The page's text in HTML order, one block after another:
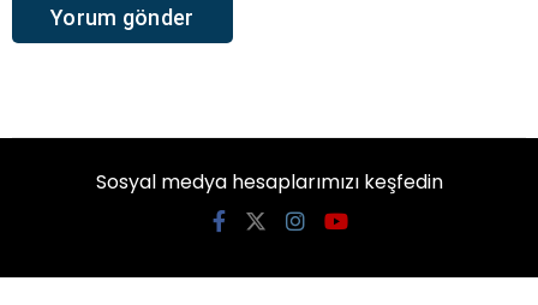
Sosyal medya hesaplarımızı keşfedin